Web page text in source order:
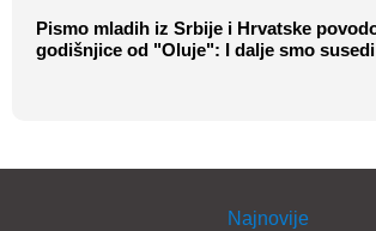
Pismo mladih iz Srbije i Hrvatske
godišnjice od "Oluje": I dalje smo susedi
Najnovije